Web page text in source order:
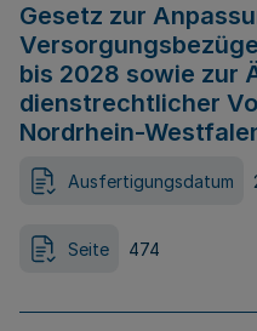
Gesetz zur
bis 2028 sowie zur
dienstrechtlicher
Nordrhein-
Ausfertigungsdatum
Seite 474